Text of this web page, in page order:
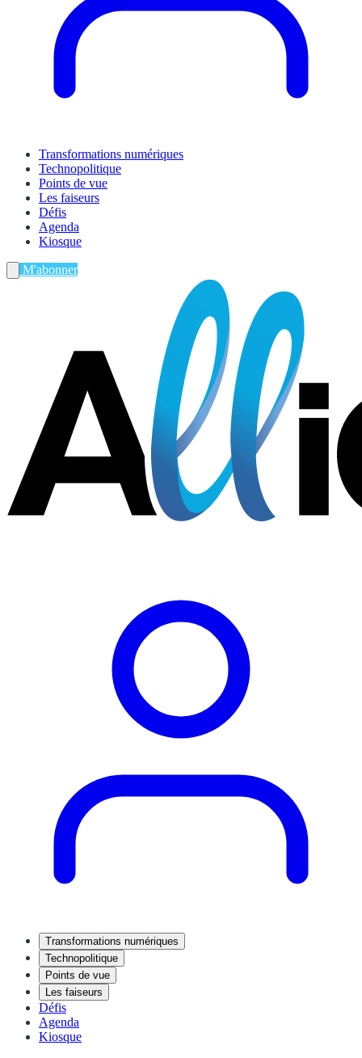
Transformations numériques
Technopolitique
Points de vue
Les faiseurs
Défis
Agenda
Kiosque
M'abonner
Transformations numériques
Technopolitique
Points de vue
Les faiseurs
Défis
Agenda
Kiosque